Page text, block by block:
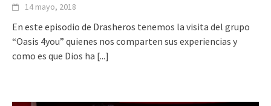
14 mayo, 2018
En este episodio de Drasheros tenemos la visita del grupo
“Oasis 4you” quienes nos comparten sus experiencias y
como es que Dios ha [...]